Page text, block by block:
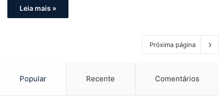
Leia mais »
Próxima página
Popular Recente Comentários